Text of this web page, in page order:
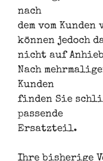
nach
dem vom
können jedoch
nicht auf
Nach
Kunden
finden Sie
passende
Ersatzteil.
Ihre bisherige